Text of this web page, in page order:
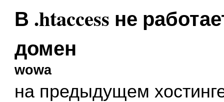
В .htaccess не
домен
wowa
на предыдущем